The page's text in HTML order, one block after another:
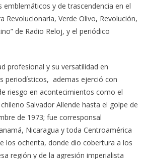
emblemáticos y de trascendencia en el
Revolucionaria, Verde Olivo, Revolución,
de Radio Reloj, y el periódico
profesional y su versatilidad en
periodísticos, ademas ejerció con
riesgo en acontecimientos como el
Salvador Allende hasta el golpe de
de 1973; fue corresponsal
Nicaragua y toda Centroamérica
los ochenta, donde dio cobertura a los
región y de la agresión imperialista